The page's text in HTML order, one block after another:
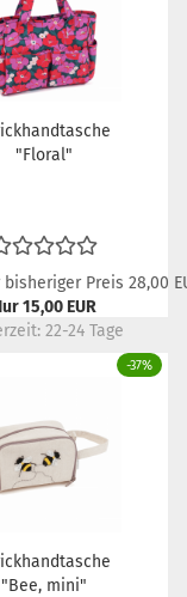
"Floral"
bisheriger Preis 28,00
15,00 EUR
22-24 Tage
-37%
"Bee, mini"